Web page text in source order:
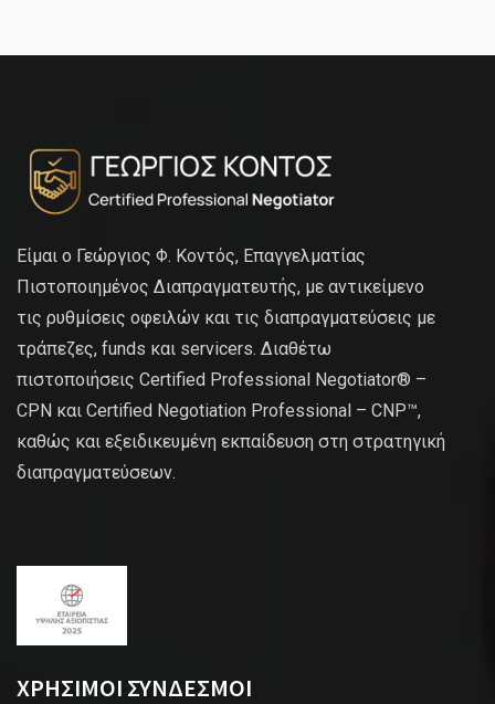
Είμαι ο Γεώργιος Φ. Κοντός, Επαγγελματίας
Πιστοποιημένος Διαπραγματευτής, με αντικείμενο
τις ρυθμίσεις οφειλών και τις διαπραγματεύσεις με
τράπεζες, funds και servicers. Διαθέτω
πιστοποιήσεις Certified Professional Negotiator® –
CPN και Certified Negotiation Professional – CNP™,
καθώς και εξειδικευμένη εκπαίδευση στη στρατηγική
διαπραγματεύσεων.
ΧΡΗΣΙΜΟΙ ΣΥΝΔΕΣΜΟΙ